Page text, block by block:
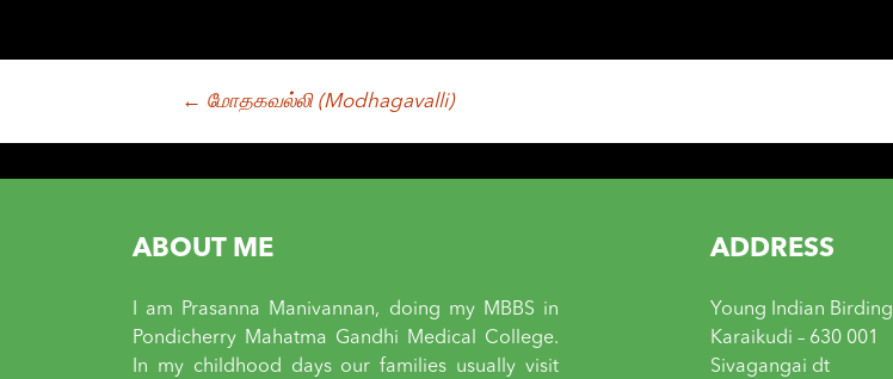
navigation
← மோதகவல்லி (Modhagavalli)
ABOUT ME
I am Prasanna Manivannan, doing my MBBS in
Pondicherry Mahatma Gandhi Medical College.
In my childhood days our families usually visit
ADDRESS
Young Indian Birding
Karaikudi – 630 001
Sivagangai dt